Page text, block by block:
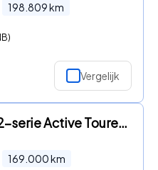
198.809km
Vergelijk
BMW 2-serie Active Tourer - (financiering 216d
169.000km